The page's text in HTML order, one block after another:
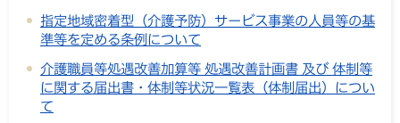
指定地域密着型（介護予防）サービス事業の人員等の基
準等を定める条例について
介護職員等処遇改善加算等 処遇改善計画書 及び 体制等
に関する届出書・体制等状況一覧表（体制届出）につい
て